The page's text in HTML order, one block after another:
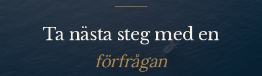
Ta nästa steg med en
förfrågan